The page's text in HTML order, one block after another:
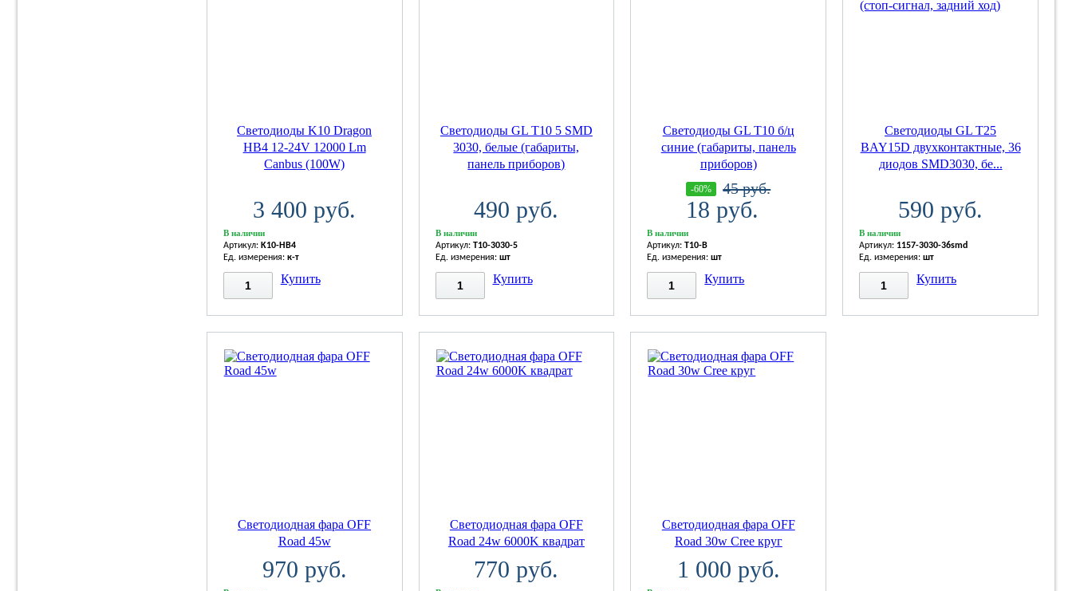
Светодиоды K10 Dragon
HB4 12-24V 12000 Lm
Canbus (100W)
3 400 руб.
В наличии
Артикул: K10-HB4
Ед. измерения: к-т
Купить
Светодиоды GL T10 5 SMD
3030, белые (габариты,
панель приборов)
490 руб.
В наличии
Артикул: T10-3030-5
Ед. измерения: шт
Купить
Светодиоды GL T10 б/ц
синие (габариты, панель
приборов)
-60% 45 руб.
18 руб.
В наличии
Артикул:T10-B
Ед. измерения:шт
Купить
Светодиоды GL T25
BAY15D двухконтактные, 36
диодов SMD3030, бе...
590 руб.
В наличии
Артикул: 1157-3030-36smd
Ед. измерения:шт
Купить
Светодиодная фара OFF
Road 45w
970 руб.
Светодиодная фара OFF
Road 24w 6000K квадрат
770 руб.
Светодиодная фара OFF
Road 30w Cree круг
1 000 руб.